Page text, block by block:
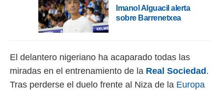
únicos
similares
Imanol Alguacil alerta
sobre Barrenetxea
El delantero nigeriano ha acaparado todas las
miradas en el entrenamiento de la Real Sociedad .
Tras perderse el duelo frente al Niza de la Europa